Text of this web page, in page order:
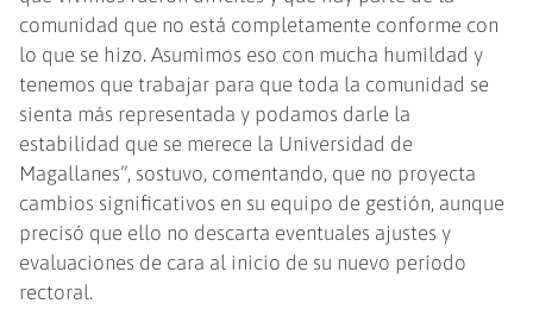
comunidad que no está completamente conforme con
lo que se hizo. Asumimos eso con mucha humildad y
tenemos que trabajar para que toda la comunidad se
sienta más representada y podamos darle la
estabilidad que se merece la Universidad de
Magallanes”, sostuvo, comentando, que no proyecta
cambios significativos en su equipo de gestión, aunque
precisó que ello no descarta eventuales ajustes y
evaluaciones de cara al inicio de su nuevo período
rectoral.